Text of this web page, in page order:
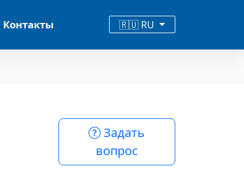
Контакты 🇷🇺 RU
Задать
вопрос